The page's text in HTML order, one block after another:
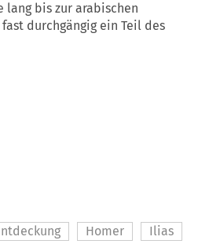
lang bis zur arabischen
durchgängig ein Teil des
Homer Ilias